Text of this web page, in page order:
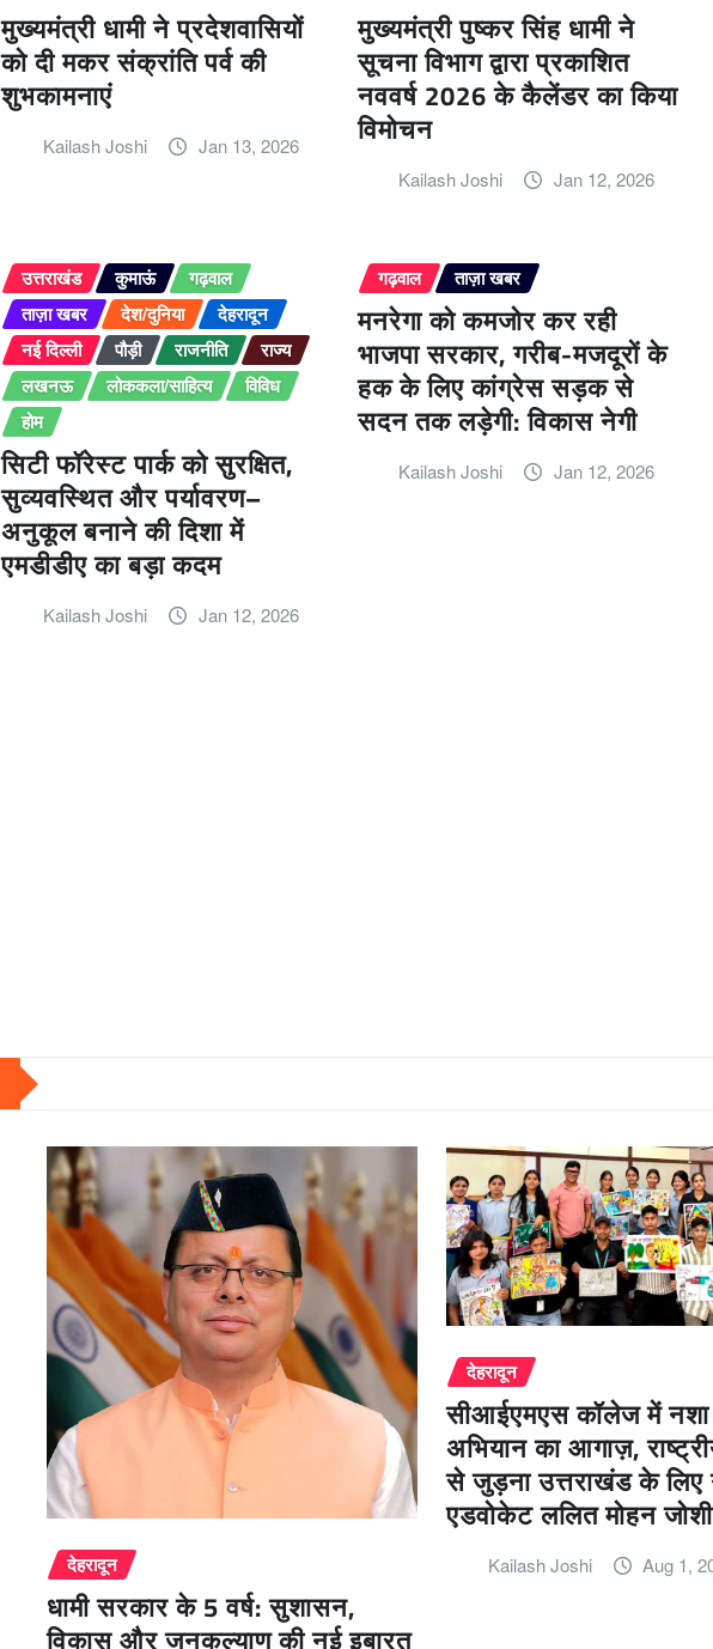
मुख्यमंत्री धामी ने प्रदेशवासियों
को दी मकर संक्रांति पर्व की
शुभकामनाएं
Kailash Joshi Jan 13, 2026
मुख्यमंत्री पुष्कर सिंह धामी ने
सूचना विभाग द्वारा प्रकाशित
नववर्ष 2026 के कैलेंडर का किया
विमोचन
Kailash Joshi Jan 12, 2026
उत्तराखंड कुमाऊं
गढ़वाल
ताज़ा खबर
देश/दुनिया
देहरादून
नई दिल्ली
पौड़ी राजनीति
राज्य
लखनऊ
लोककला/साहित्य
विविध
होम
सिटी फॉरेस्ट पार्क को सुरक्षित,
सुव्यवस्थित और पर्यावरण–
अनुकूल बनाने की दिशा में
एमडीडीए का बड़ा कदम
Kailash Joshi Jan 12, 2026
गढ़वाल ताज़ा खबर
मनरेगा को कमजोर कर रही
भाजपा सरकार, गरीब-मजदूरों के
हक के लिए कांग्रेस सड़क से
सदन तक लड़ेगी: विकास नेगी
Kailash Joshi Jan 12, 2026
देहरादून
धामी सरकार के 5 वर्ष: सुशासन,
देहरादून
सीआईएमएस कॉलेज में नशा
अभियान का आगाज़,
से जुड़ना उत्तराखंड के लिए
एडवोकेट ललित मोहन जोशी
Kailash Joshi Aug 1,